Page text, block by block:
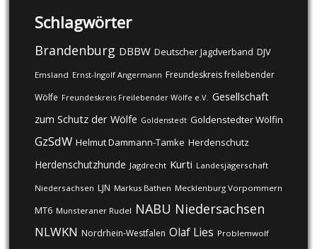
Schlagwörter
Brandenburg DBBW Deutscher Jagdverband DJV
Emsland Ernst-Ingolf Angermann Freundeskreis freilebender
Wölfe Freundeskreis Freilebender Wölfe e.V. Gesellschaft
zum Schutz der Wölfe Goldenstedt Goldenstedter Wölfin
GzSdW Helmut Dammann-Tamke Herdenschutz
Herdenschutzhunde Jagdrecht Kurti Landesjägerschaft
Niedersachsen LJN Markus Bathen Mecklenburg Vorpommern
MT6 Munsteraner Rudel NABU Niedersachsen
NLWKN Nordrhein-Westfalen Olaf Lies Problemwolf